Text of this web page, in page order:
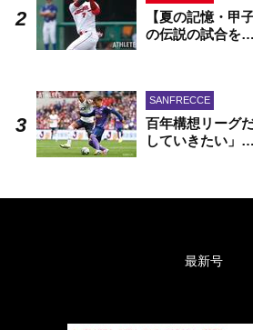
【夏の記憶・甲
の伝説の試合を…
SANFRECCE
百年構想リーグ
していきたい」…
最新号